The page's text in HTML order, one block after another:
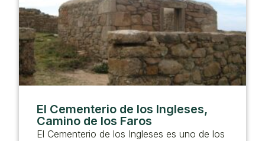
El Cementerio de los Ingleses,
Camino de los Faros
El Cementerio de los Ingleses es uno de los